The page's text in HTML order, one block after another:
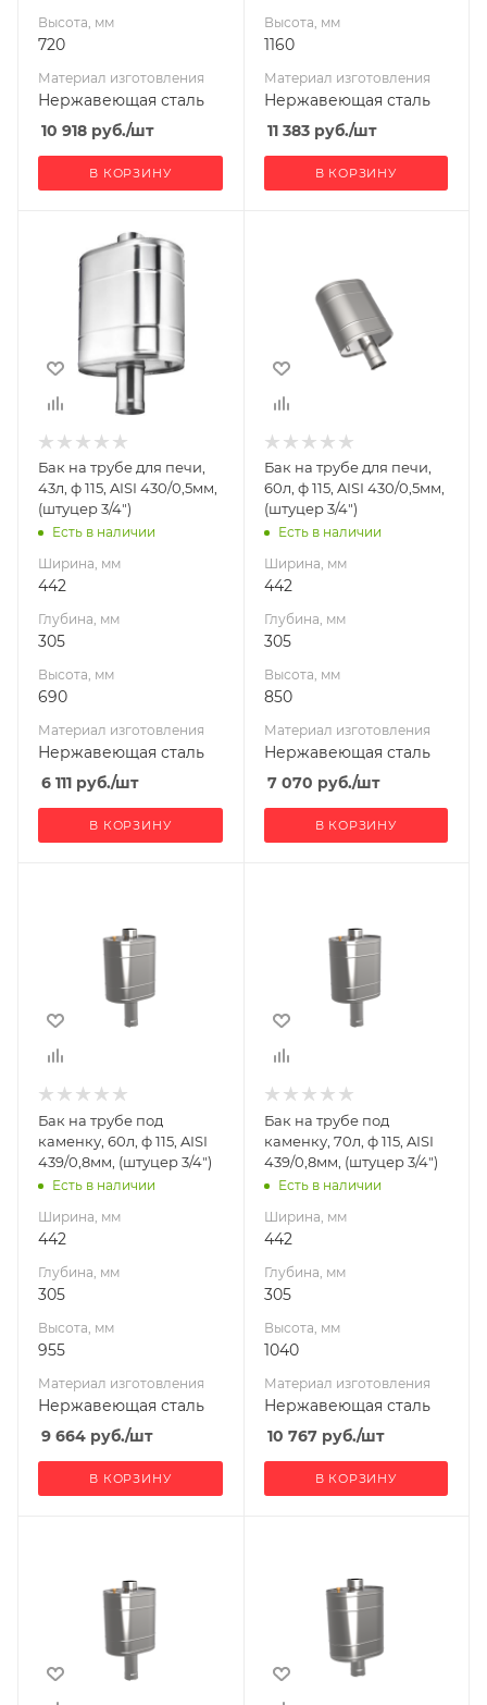
Высота, мм
720
Материал изготовления
Нержавеющая сталь
10 918 руб./шт
В КОРЗИНУ
Высота, мм
1160
Материал изготовления
Нержавеющая сталь
11 383руб./шт
В КОРЗИНУ
Ширина, мм
Глубина, мм
Высота, мм
690
Материал
Нержавеющая
сталь
Диаметр дымохода,
мм
Бак на трубе для печи,
43л, ф 115, AISI 430/0,5мм,
(штуцер 3/4")
Есть в наличии
Ширина, мм
442
Глубина, мм
305
Высота, мм
690
Материал изготовления
Нержавеющая сталь
6 111 руб./шт
В КОРЗИНУ
Глубина, мм
Высота, мм
850
Материал
Нержавеющая
сталь
Диаметр дымохода,
мм
Производитель
Бак на трубе для печи,
60л, ф 115, AISI 430/0,5мм,
(штуцер 3/4")
Есть в наличии
Ширина, мм
442
Глубина, мм
305
Высота, мм
850
Материал изготовления
Нержавеющая сталь
7 070 руб./шт
В КОРЗИНУ
Глубина, мм
Высота, мм
955
Материал
Нержавеющая
сталь
Диаметр дымохода,
мм
Бак на трубе под
каменку, 60л, ф 115, AISI
439/0,8мм, (штуцер 3/4")
Есть в наличии
Ширина, мм
442
Глубина, мм
305
Высота, мм
955
Материал изготовления
Нержавеющая сталь
9 664 руб./шт
В КОРЗИНУ
Глубина, мм
Высота, мм
1040
Материал
Нержавеющая
сталь
Диаметр дымохода,
мм
Бак на трубе под
каменку, 70л, ф 115, AISI
439/0,8мм, (штуцер 3/4")
Есть в наличии
Ширина, мм
442
Глубина, мм
305
Высота, мм
1040
Материал изготовления
Нержавеющая сталь
10 767руб./шт
В КОРЗИНУ
Глубина, мм
Высота, мм
785
Глубина, мм
Высота, мм
750